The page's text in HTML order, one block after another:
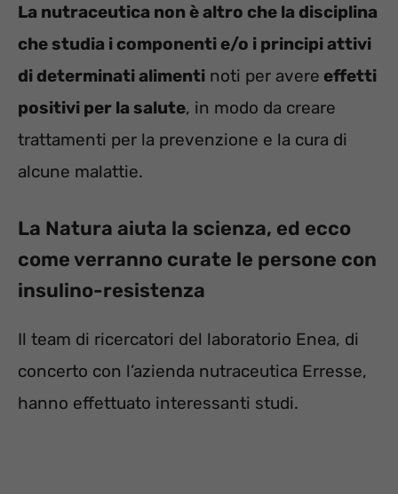
La nutraceutica non è altro che la disciplina
che studia i componenti e/o i principi attivi
di determinati alimenti noti per avere effetti
positivi per la salute, in modo da creare
trattamenti per la prevenzione e la cura di
alcune malattie.
La Natura aiuta la scienza, ed ecco
come verranno curate le persone con
insulino-resistenza
Il team di ricercatori del laboratorio Enea, di
concerto con l’azienda nutraceutica Erresse,
hanno effettuato interessanti studi.